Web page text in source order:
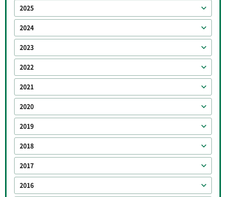
2025
2024
2023
2022
2021
2020
2019
2018
2017
2016